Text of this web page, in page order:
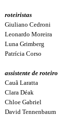
roteiristas
Giuliano Cedroni
Leonardo Moreira
Luna Grimberg
Patrícia Corso
assistente de roteiro
Cauã Laratta
Clara Déak
Chloe Gabriel
David Tennenbaum